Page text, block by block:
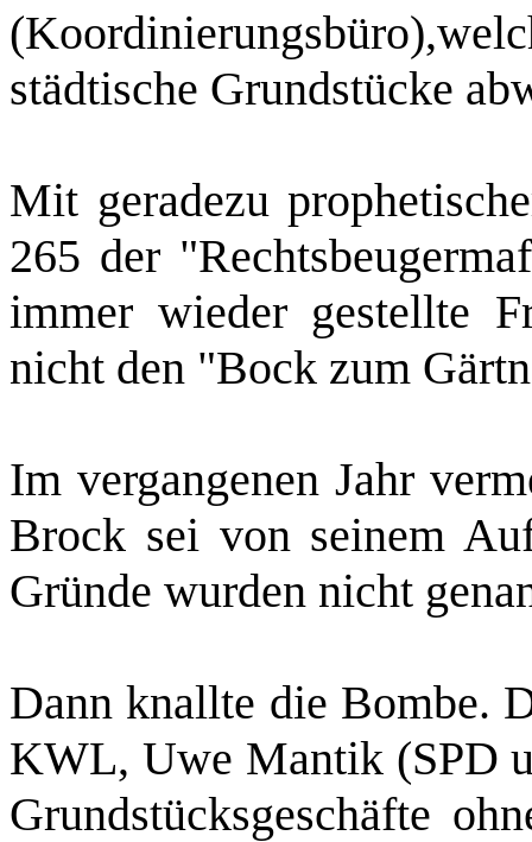
(Koordinierungsbüro)
städtische Grundstücke
Mit geradezu
265 der
immer wieder gestellte
nicht den "Bock zum
Im vergangenen Jahr
Brock sei von seinem
Gründe wurden nicht
Dann knallte die Bombe.
KWL, Uwe Mantik (SPD
Grundstücksgeschäfte